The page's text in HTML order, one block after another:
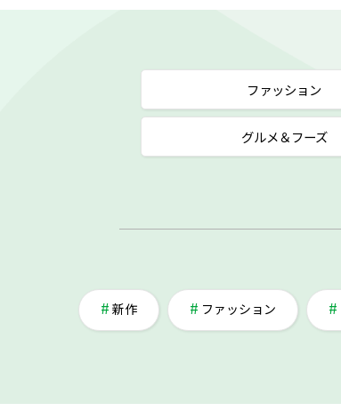
ファッション
グルメ＆フーズ
新作 ファッション